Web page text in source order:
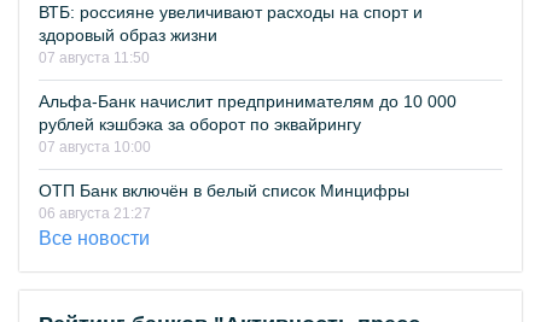
ВТБ: россияне увеличивают расходы на спорт и
здоровый образ жизни
07 августа 11:50
Альфа-Банк начислит предпринимателям до 10 000
рублей кэшбэка за оборот по эквайрингу
07 августа 10:00
ОТП Банк включён в белый список Минцифры
06 августа 21:27
Все новости